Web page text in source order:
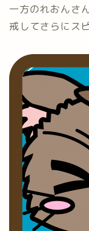
一方のれおんさ
戒してさらにス